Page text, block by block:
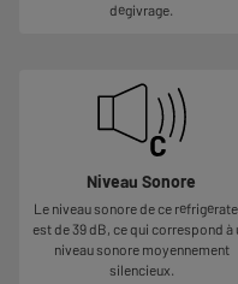
dégivrage.
Niveau Sonore
Le niveau sonore de ce
est de 39 dB, ce qui correspond à
niveau sonore moyennement
silencieux.